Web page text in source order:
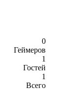
0
Геймеров
1
Гостей
1
Всего